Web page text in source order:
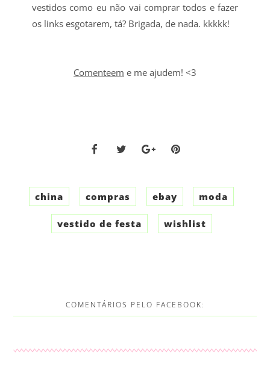
vestidos como eu não vai comprar todos e fazer
os links esgotarem, tá? Brigada, de nada. kkkkk!
Comenteem e me ajudem! <3
china compras ebay moda
vestido de festa wishlist
COMENTÁRIOS PELO FACEBOOK: